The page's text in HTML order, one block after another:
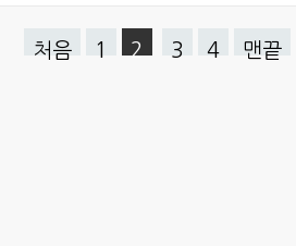
처음 1 2 3 4 맨끝